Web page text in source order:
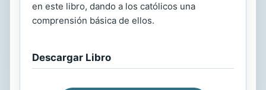
en este libro, dando a los católicos una
comprensión básica de ellos.
Descargar Libro